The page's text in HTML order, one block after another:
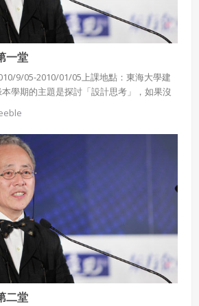
一堂
9/05-2010/01/05上課地點：東海大學建
學期的主題是探討「設計思考」，如果沒
經常是天馬行空、無法落實。設計的基本
以知識續航。並探討社會為何需要新形態
二堂